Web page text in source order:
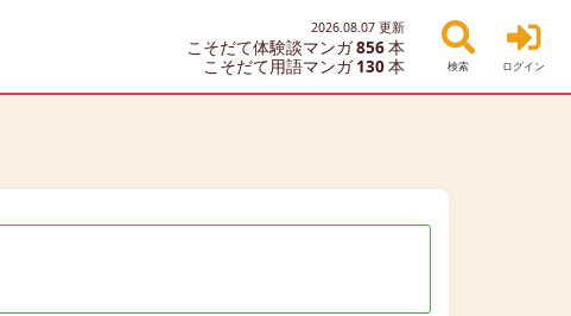
2026.08.07 更新
こそだて体験談マンガ856本
こそだて用語マンガ 130本 検索 ログイン